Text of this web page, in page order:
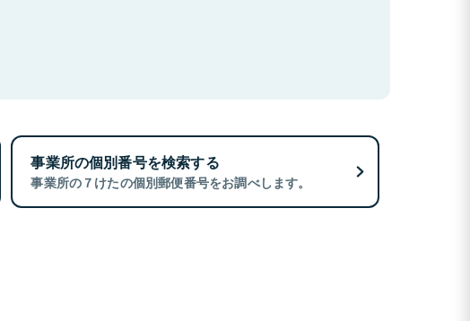
事業所の個別番号を検索する
事業所の７けたの個別郵便番号をお調べします。